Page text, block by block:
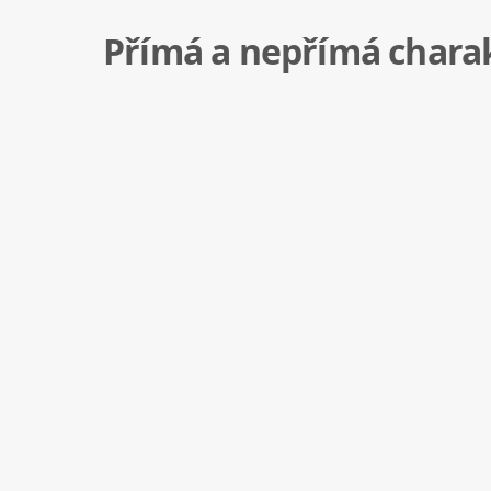
Přímá a nepřímá